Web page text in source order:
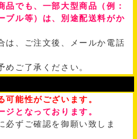
でも、一部大型商品（例：
ブル等）は、別途配送料がか
は、ご注文後、メールか電話
めご了承ください。
能性がございます。
となっております。
必ずご確認を御願い致しま